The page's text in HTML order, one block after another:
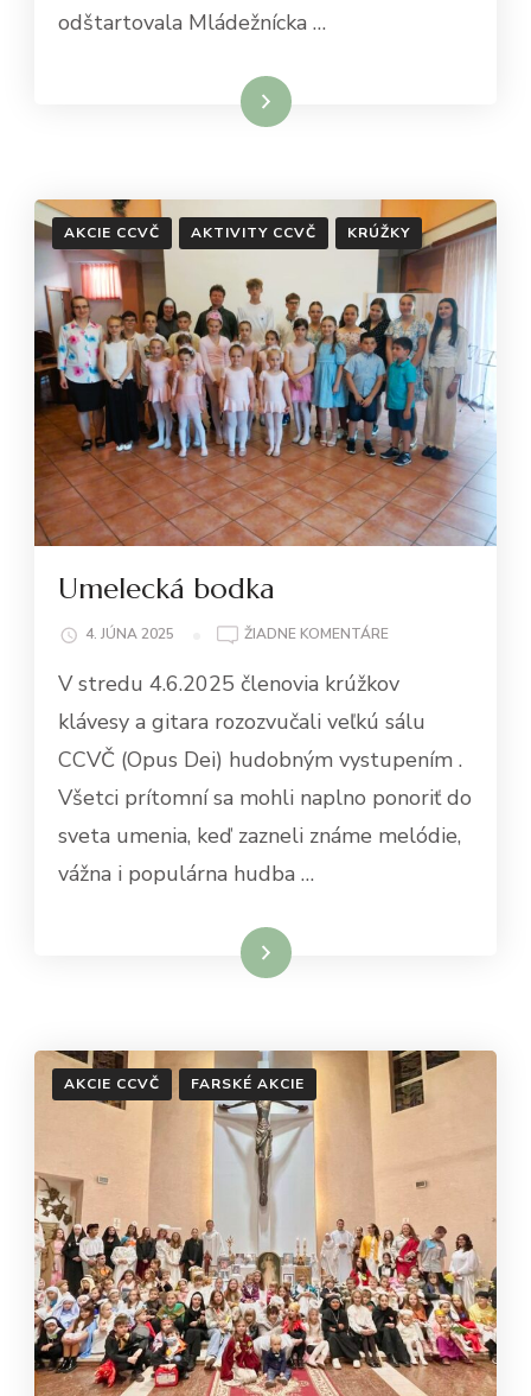
odštartovala Mládežnícka …
Čítať viac
AKCIE CCVČ AKTIVITY CCVČ KRÚŽKY
Umelecká bodka
4. JÚNA 2025 ŽIADNE KOMENTÁRENA
BODKA
V stredu 4.6.2025 členovia krúžkov
klávesy a gitara rozozvučali veľkú sálu
CCVČ (Opus Dei) hudobným vystupením .
Všetci prítomní sa mohli naplno ponoriť do
sveta umenia, keď zazneli známe melódie,
vážna i populárna hudba …
Čítať viac
AKCIE CCVČ FARSKÉ AKCIE